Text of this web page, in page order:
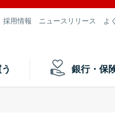
採用情報 ニュースリリース よ
銀行・保